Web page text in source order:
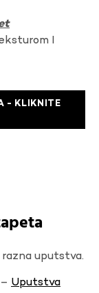
I
- KLIKNITE
uputstva.
Uputstva